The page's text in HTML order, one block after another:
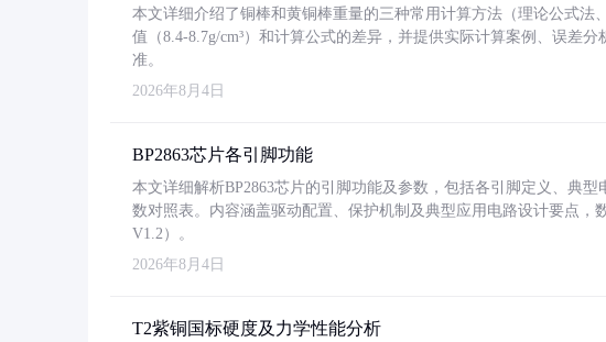
本文详细介绍了铜棒和黄铜棒重量的三种常用计算方法（理论公式法
值（8.4-8.7g/cm³）和计算公式的差异，并提供实际计算案例、误差
准。
2026年8月4日
BP2863芯片各引脚功能
本文详细解析BP2863芯片的引脚功能及参数，包括各引脚定义、典
数对照表。内容涵盖驱动配置、保护机制及典型应用电路设计要点，
V1.2）。
2026年8月4日
T2紫铜国标硬度及力学性能分析